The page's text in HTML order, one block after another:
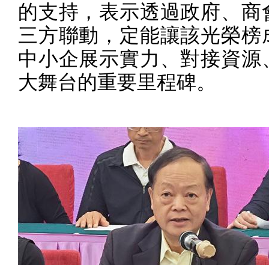
的支持，表示透過政府、商
三方聯動，定能讓該光榮榜
中小企展示實力、對接資源
大舞台的重要里程碑。